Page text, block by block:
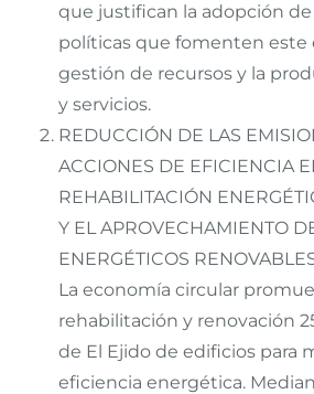
que justifican la adopción
políticas que fomenten este
gestión de recursos y la
y servicios.
REDUCCIÓN DE LAS
ACCIONES DE EFICIENCIA
REHABILITACIÓN
Y EL APROVECHAMIENTO
ENERGÉTICOS
La economía circular
rehabilitación y renovación
de El Ejido de edificios para
eficiencia energética.